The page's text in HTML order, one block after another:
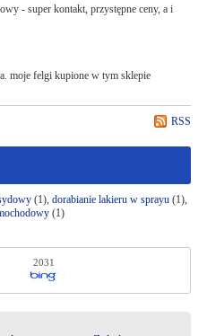
- super kontakt, przystępne ceny, a i
moje felgi kupione w tym sklepie
RSS
(1), dorabianie lakieru w sprayu(1),
(1)
2031